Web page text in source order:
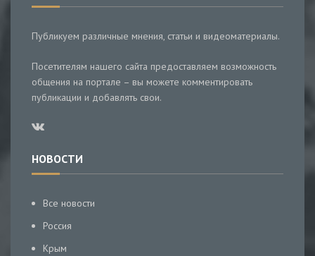
Публикуем различные мнения, статьи и видеоматериалы.
Посетителям нашего сайта предоставляем возможность
общения на портале – вы можете комментировать
публикации и добавлять свои.
НОВОСТИ
Все новости
Россия
Крым